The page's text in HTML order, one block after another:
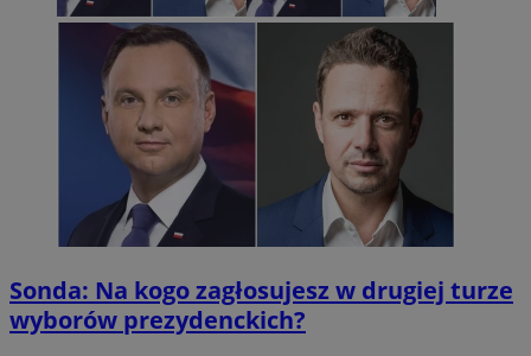
Sonda: Na kogo zagłosujesz w drugiej turze
wyborów prezydenckich?